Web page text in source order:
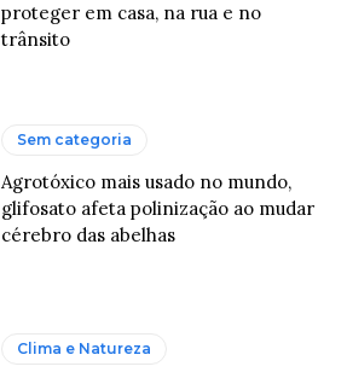
proteger em casa, na rua e no
trânsito
Sem categoria
Agrotóxico mais usado no mundo,
glifosato afeta polinização ao mudar
cérebro das abelhas
Clima e Natureza